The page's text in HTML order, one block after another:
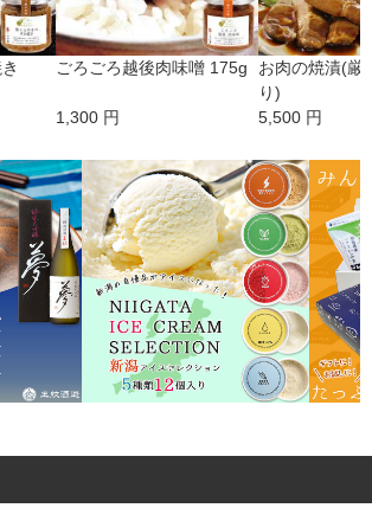
ごろごろ越後肉味噌 175g
1,300 円
お肉の焼漬(厳
り)
5,500 円